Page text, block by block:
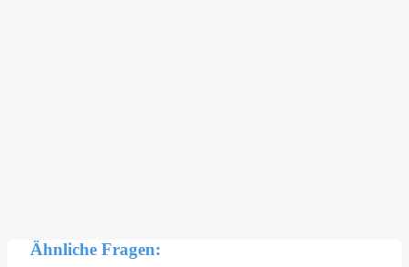
Ähnliche Fragen: